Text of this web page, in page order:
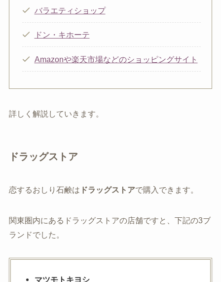
バラエティショップ
ドン・キホーテ
Amazonや楽天市場などのショッピングサイト
詳しく解説していきます。
ドラッグストア
恋するおしり石鹸は ドラッグストアで購入できます。
関東圏内にあるドラッグストアの店舗ですと、下記の3ブ
ランドでした。
マツモトキヨシ